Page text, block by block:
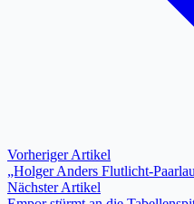
Vorheriger Artikel
„Holger Anders Flutlicht-
Nächster Artikel